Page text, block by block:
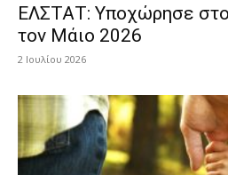
ΕΛΣΤΑΤ: Υποχώρησε στο
τον Μάιο 2026
2 Ιουλίου 2026